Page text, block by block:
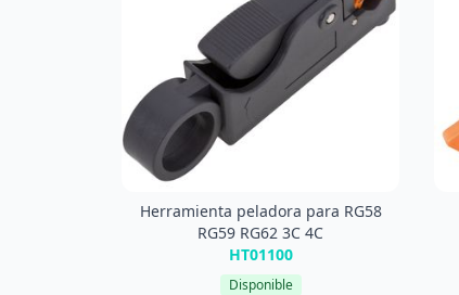
Herramienta peladora para RG58
RG59 RG62 3C 4C
HT01100
Disponible